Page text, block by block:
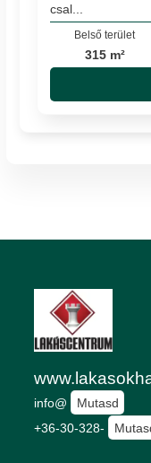
csal...
Belső terület
315 m²
info@
Mutasd
+36-30-328-